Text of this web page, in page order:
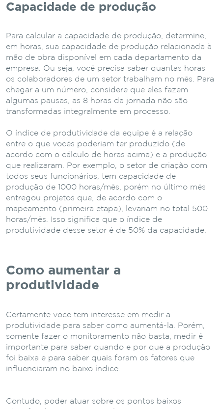
Capacidade de produção
Para calcular a capacidade de produção, determine,
em horas, sua capacidade de produção relacionada à
mão de obra disponível em cada departamento da
empresa. Ou seja, você precisa saber quantas horas
os colaboradores de um setor trabalham no mês. Para
chegar a um número, considere que eles fazem
algumas pausas, as 8 horas da jornada não são
transformadas integralmente em processo.
O índice de produtividade da equipe é a relação
entre o que vocês poderiam ter produzido (de
acordo com o cálculo de horas acima) e a produção
que realizaram. Por exemplo, o setor de criação com
todos seus funcionários, tem capacidade de
produção de 1000 horas/mês, porém no último mês
entregou projetos que, de acordo com o
mapeamento (primeira etapa), levariam no total 500
horas/mês. Isso significa que o índice de
produtividade desse setor é de 50% da capacidade.
Como aumentar a
produtividade
Certamente você tem interesse em medir a
produtividade para saber como aumentá-la. Porém,
somente fazer o monitoramento não basta, medir é
importante para saber quando e por que a produção
foi baixa e para saber quais foram os fatores que
influenciaram no baixo índice.
Contudo, poder atuar sobre os pontos baixos